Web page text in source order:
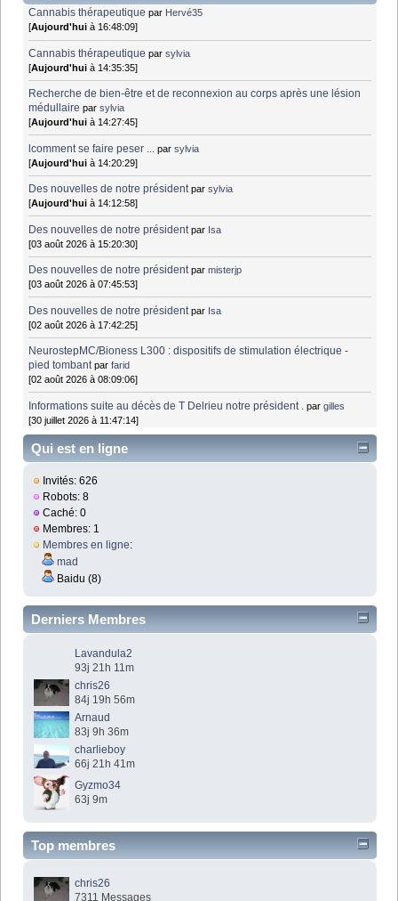
Cannabis thérapeutique par Hervé35
[Aujourd'hui à 16:48:09]
Cannabis thérapeutique parsylvia
[Aujourd'hui à 14:35:35]
Recherche de bien-être et de reconnexion au corps après une lésion
médullaire parsylvia
[Aujourd'hui à 14:27:45]
lcomment se faire peser ... parsylvia
[Aujourd'hui à 14:20:29]
Des nouvelles de notre président parsylvia
[Aujourd'hui à 14:12:58]
Des nouvelles de notre président par Isa
[03 août 2026 à 15:20:30]
Des nouvelles de notre président parmisterjp
[03 août 2026 à 07:45:53]
Des nouvelles de notre président par Isa
[02 août 2026 à 17:42:25]
NeurostepMC/Bioness L300 : dispositifs de stimulation électrique -
pied tombant parfarid
[02 août 2026 à 08:09:06]
Informations suite au décès de T Delrieu notre président . pargilles
[30 juillet 2026 à 11:47:14]
Qui est en ligne
Invités: 626
Robots: 8
Caché: 0
Membres: 1
Membres en ligne:
mad
Baidu (8)
Derniers Membres
Lavandula2
93j 21h 11m
chris26
84j 19h 56m
Arnaud
83j 9h 36m
charlieboy
66j 21h 41m
Gyzmo34
63j 9m
Top membres
chris26
7311 Messages